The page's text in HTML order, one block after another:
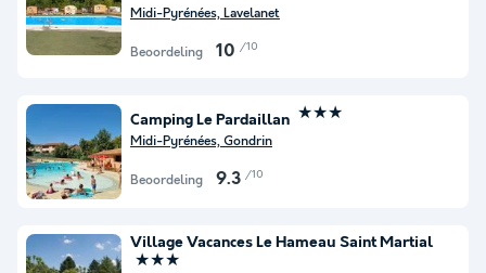
Midi-Pyrénées, Lavelanet
Beoordeling 10 /10
Camping Le Pardaillan ★★★
Midi-Pyrénées, Gondrin
Beoordeling 9.3 /10
Village Vacances Le Hameau Saint Martial
★★★